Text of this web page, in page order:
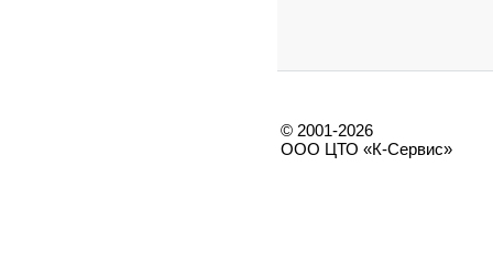
© 2001-2026
ООО ЦТО «К-Сервис»